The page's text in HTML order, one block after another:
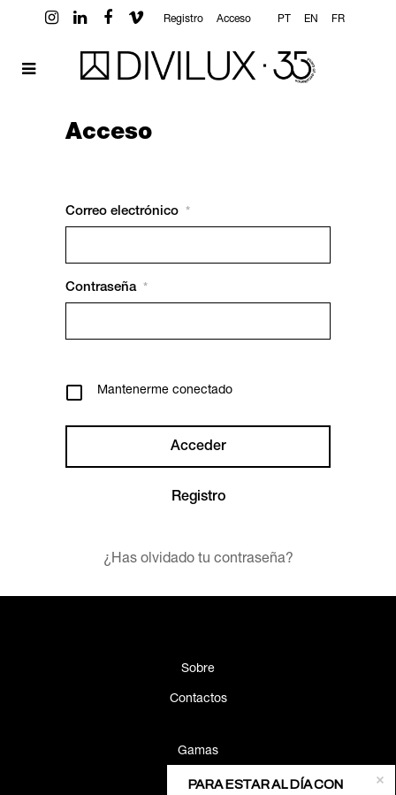
Registro Acceso PT EN FR
Acceso
Correo electrónico *
Contraseña *
Mantenerme conectado
Registro
¿Has olvidado tu contraseña?
Sobre
Contactos
Gamas
Proyectos
PARA ESTAR AL DÍA CON